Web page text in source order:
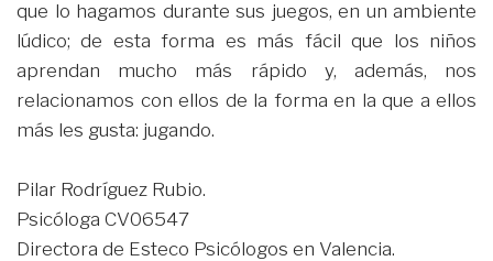
que lo hagamos durante sus juegos, en un ambiente
lúdico; de esta forma es más fácil que los niños
aprendan mucho más rápido y, además, nos
relacionamos con ellos de la forma en la que a ellos
más les gusta: jugando.
Pilar Rodríguez Rubio.
Psicóloga CV06547
Directora de Esteco Psicólogos en Valencia.